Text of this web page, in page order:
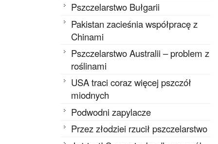
Pszczelarstwo Bułgarii
Pakistan zacieśnia współpracę z
Chinami
Pszczelarstwo Australii – problem z
roślinami
USA traci coraz więcej pszczół
miodnych
Podwodni zapylacze
Przez złodziei rzucił pszczelarstwo